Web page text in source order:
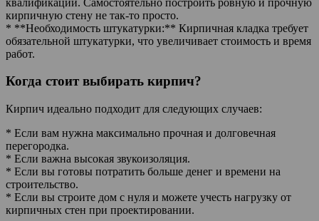
кирпичную стену не так-то просто.
* **Необходимость штукатурки:** Кирпичная кладка требует
обязательной штукатурки, что увеличивает стоимость и время
работ.
Когда стоит выбирать кирпич?
Кирпич идеально подходит для следующих случаев:
* Если вам нужна максимально прочная и долговечная
перегородка.
* Если важна высокая звукоизоляция.
* Если вы готовы потратить больше денег и времени на
строительство.
* Если вы строите дом с нуля и можете учесть нагрузку от
кирпичных стен при проектировании.